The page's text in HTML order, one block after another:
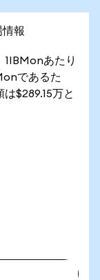
報
1IBMonあたり
であるた
$289.15万と